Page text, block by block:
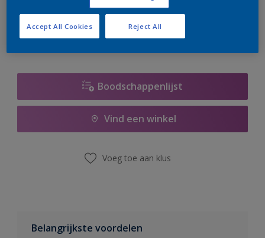
er hard aan om de voorraad aan te vullen.
Boodschappenlijst
Vind een winkel
Voeg toe aan klus
Belangrijkste voordelen
Reject All
Accept All Cookies